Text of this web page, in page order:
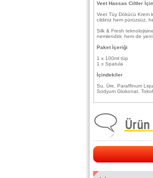
Veet Hassas Ciltler
Veet Tüy Dökücü Krem
cildiniz hem pürüzsüz,
Silk & Fresh
nemlendirir, hem de
Paket İçeriği
1 x 100ml tüp
1 x Spatula
İçindekiler
Su, Üre, Paraffinum
Sodyum Glukonat,